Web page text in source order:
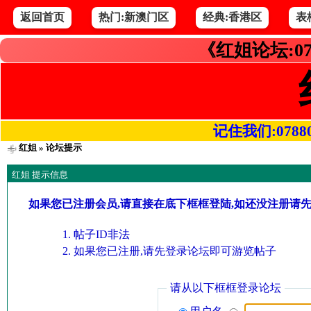
返回首页 热门:新澳门区 经典:香港区 表
《红姐论坛
记住我们
红姐» 论坛提示
红姐 提示信息
如果您已注册会员,请直接在底下框框登陆,如还没注册请
帖子ID非法
如果您已注册,请先登录论坛即可游览帖子
请从以下框框登录论坛